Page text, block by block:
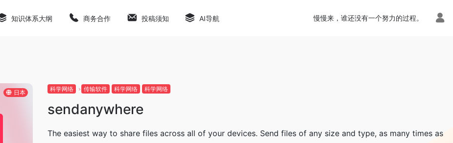
知识体系大纲 商务合作 投稿须知 AI导航 慢慢来，谁还没有一个努力的过程。
日本 科学网络 传输软件 科学网络 科学网络
sendanywhere
The easiest way to share files across all of your devices. Send files of any size and type, as many times as